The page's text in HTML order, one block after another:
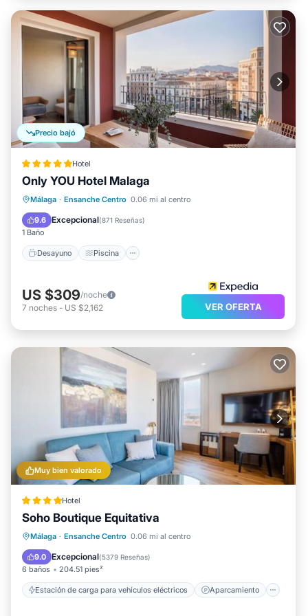
Precio bajó
Hotel
Only YOU Hotel Malaga
Málaga · Ensanche Centro 0.06 mi al centro
9.6 Excepcional(871 Reseñas)
1 Baño
Desayuno Piscina
Desayuno Piscina
Cocina
Aire acondicionado
US $309/noche
7 noches - US $2,162 VER OFERTA
Muy bien valorado
Hotel
Soho Boutique Equitativa
Málaga · Ensanche Centro 0.06 mi al centro
9.0 Excepcional(5379 Reseñas)
6 baños 204.51 pies²
Estación de carga para vehículos eléctricos Aparcamiento
Estación de carga para vehículos eléctricos
Aparcamiento
Piscina
Balcón/Terraza